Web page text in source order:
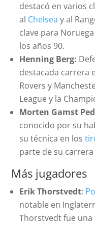
destacó en varios
al Chelsea y al
clave para
los años 90.
Henning Berg:
destacada carrera
Rovers y
League y la
Morten Gamst
conocido por su
su técnica en los
parte de su
Más jugadores
Erik Thorstvedt:
notable en
Thorstvedt fue